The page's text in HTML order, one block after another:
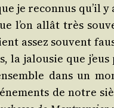
je recon­nus qu’il y
l’on allât très
assez sou­vent
la jalou­sie que
dans un
de notre